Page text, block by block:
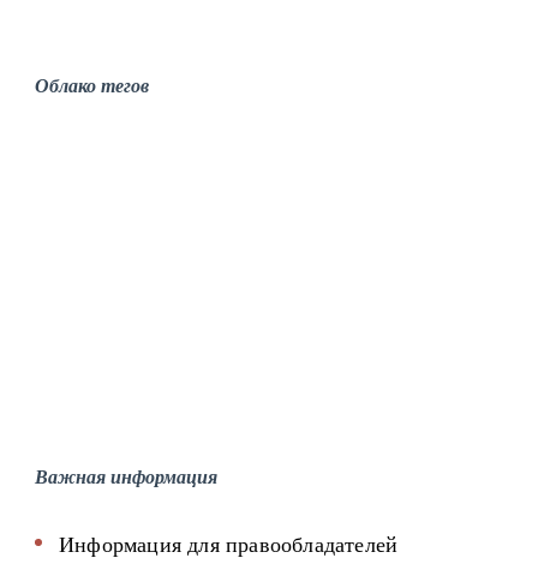
Облако тегов
Важная информация
Информация для правообладателей